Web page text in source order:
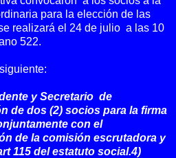
para la elección de las
realizará el 24 de julio a las 10
522.
y Secretario de
de dos (2) socios para la firma
con el
de la comisión escrutadora y
115 del estatuto social.4)